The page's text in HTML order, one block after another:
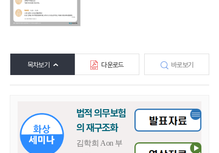
목차보기 다운로드 바로보기
법적 의무보험
의 재구조화
김학희 Aon 부